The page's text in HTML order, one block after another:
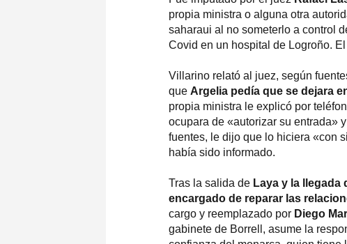
propia ministra o alguna otra
saharaui al no someterlo a control
Covid en un hospital de Logroño.
Villarino relató al juez, según
que Argelia pedía que se dejara
propia ministra le explicó por
ocupara de «autorizar su entrada»
fuentes, le dijo que lo hiciera «con
había sido informado.
Tras la salida de Laya y la llegada
encargado de reparar las
cargo y reemplazado por Diego
gabinete de Borrell, asume la